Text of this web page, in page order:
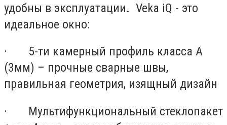
удобны в эксплуатации. Veka iQ - это
идеальное окно:
· 5-ти камерный профиль класса А
(3мм) – прочные сварные швы,
правильная геометрия, изящный дизайн
· Мультифункциональный стеклопакет